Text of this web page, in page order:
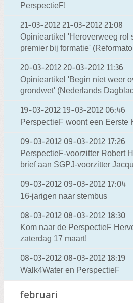
PerspectieF!
21-03-2012 21-03-2012 21:08
Opinieartikel 'Heroverweeg rol
premier bij formatie'
20-03-2012 20-03-2012 11:36
Opinieartikel 'Begin niet weer
grondwet' (Nederlands
19-03-2012 19-03-2012 06:46
PerspectieF woont een Eerste
09-03-2012 09-03-2012 17:26
PerspectieF-voorzitter Robert
brief aan SGPJ-voorzitter
09-03-2012 09-03-2012 17:04
16-jarigen naar stembus
08-03-2012 08-03-2012 18:30
Kom naar de PerspectieF
zaterdag 17 maart!
08-03-2012 08-03-2012 18:19
Walk4Water en PerspectieF
februari